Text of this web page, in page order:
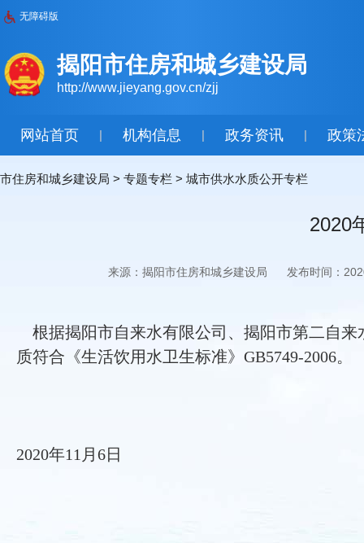
无障碍版
揭阳市住房和城乡建设局
http://www.jieyang.gov.cn/zjj
网站首页 | 机构信息 | 政务资讯 | 政策
市住房和城乡建设局 > 专题专栏 > 城市供水水质公开专栏
2020
来源：揭阳市住房和城乡建设局 发布时间：
根据揭阳市自来水有限公司、揭阳市第二自来
质符合《生活饮用水卫生标准》GB5749-2006。
2020年11月6日